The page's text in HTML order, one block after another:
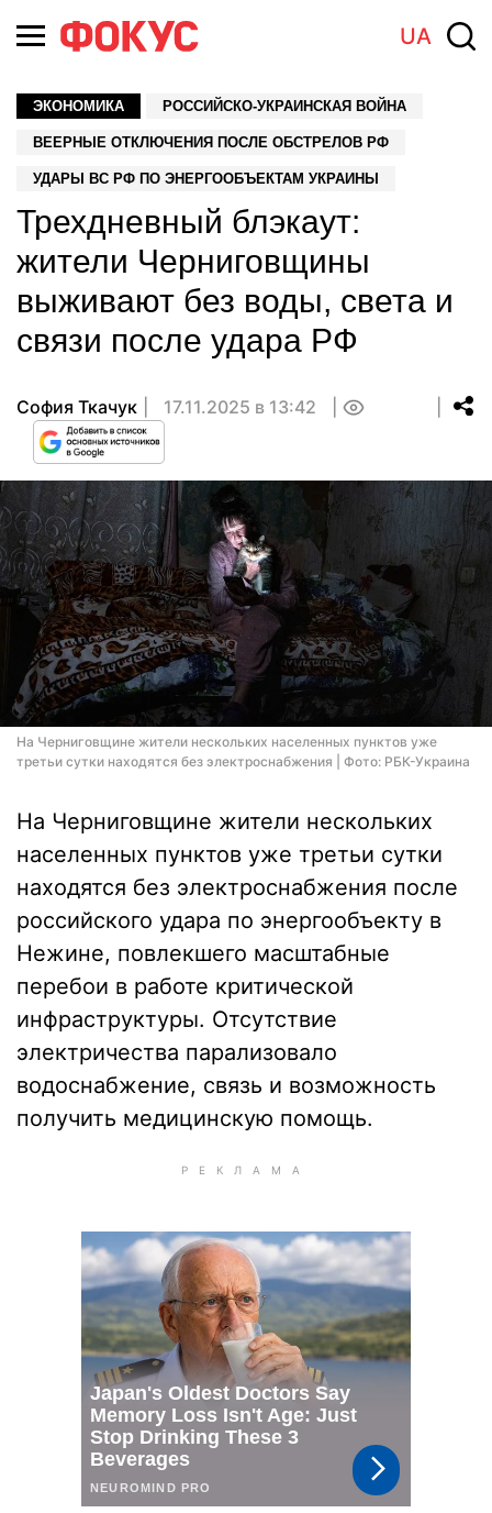
UA
ЭКОНОМИКА РОССИЙСКО-УКРАИНСКАЯ ВОЙНА
ВЕЕРНЫЕ ОТКЛЮЧЕНИЯ ПОСЛЕ ОБСТРЕЛОВ РФ
УДАРЫ ВС РФ ПО ЭНЕРГООБЪЕКТАМ УКРАИНЫ
Трехдневный блэкаут:
жители Черниговщины
выживают без воды, света и
связи после удара РФ
София Ткачук 17.11.2025 в 13:42
На Черниговщине жители нескольких населенных пунктов уже
третьи сутки находятся без электроснабжения | Фото: РБК-Украина
На Черниговщине жители нескольких
населенных пунктов уже третьи сутки
находятся без электроснабжения после
российского удара по энергообъекту в
Нежине, повлекшего масштабные
перебои в работе критической
инфраструктуры. Отсутствие
электричества парализовало
водоснабжение, связь и возможность
получить медицинскую помощь.